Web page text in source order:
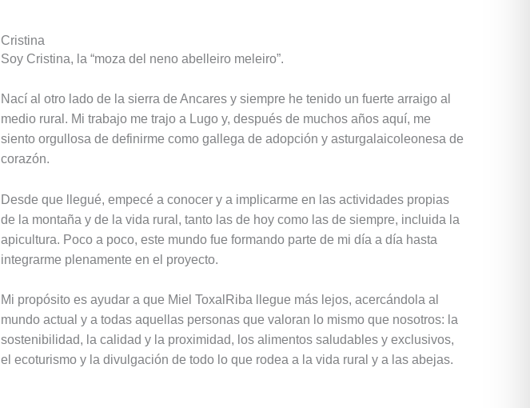
Cristina
Soy Cristina, la “moza del neno abelleiro meleiro”.
Nací al otro lado de la sierra de Ancares y siempre he tenido un fuerte arraigo al
medio rural. Mi trabajo me trajo a Lugo y, después de muchos años aquí, me
siento orgullosa de definirme como gallega de adopción y asturgalaicoleonesa de
corazón.
Desde que llegué, empecé a conocer y a implicarme en las actividades propias
de la montaña y de la vida rural, tanto las de hoy como las de siempre, incluida la
apicultura. Poco a poco, este mundo fue formando parte de mi día a día hasta
integrarme plenamente en el proyecto.
Mi propósito es ayudar a que Miel ToxalRiba llegue más lejos, acercándola al
mundo actual y a todas aquellas personas que valoran lo mismo que nosotros: la
sostenibilidad, la calidad y la proximidad, los alimentos saludables y exclusivos,
el ecoturismo y la divulgación de todo lo que rodea a la vida rural y a las abejas.